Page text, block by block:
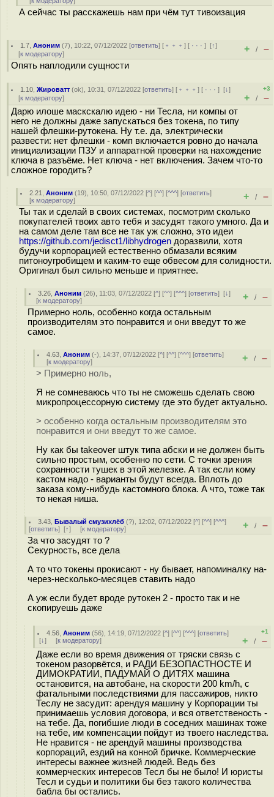
А сейчас ты расскажешь нам при чём тут тивоизация
1.7 ,Аноним (7), 10:22, 07/12/2022 [ответить] [ ﹢﹢﹢] [ · · ·][↑]
[к модератору] + / –
Опять наплодили сущности
1.10 ,Жироватт (ok), 10:31, 07/12/2022 [ответить] [ ﹢﹢﹢] [ · · ·][↓]
[к модератору]
+3
+ / –
Дарю илоше маскскалю идею - ни Тесла, ни компы от
него не должны даже запускаться без токена, по типу
нашей флешки-рутокена. Ну т.е. да, электрически
развести: нет флешки - комп включается ровно до начала
инициализации ПЗУ и аппаратной проверки на нахождение
ключа в разъёме. Нет ключа - нет включения. Зачем что-то
сложное городить?
2.21 ,Аноним (19), 10:50, 07/12/2022 [^] [^^] [^^^] [ответить]
[к модератору] + / –
Ты так и сделай в своих системах, посмотрим сколько
покупателей твоих авто тебя и засудят такого умного. Да и
на самом деле там все не так уж сложно, это идеи
https://github.com/jedisct1/libhydrogen доразвили, хотя
будучи корпорацией естественно обмазали всяким
питоноугробищем и каким-то еще обвесом для солидности.
Оригинал был сильно меньше и приятнее.
3.26 ,Аноним (26), 11:03, 07/12/2022 [^] [^^] [^^^] [ответить][↓]
[к модератору] + / –
Примерно ноль, особенно когда остальным
производителям это понравится и они введут то же
самое.
4.63 ,Аноним (-), 14:37, 07/12/2022 [^] [^^] [^^^] [ответить]
[к модератору] + / –
> Примерно ноль,
Я не сомневаюсь что ты не сможешь сделать свою
микропроцессорную систему где это будет актуально.
> особенно когда остальным производителям это
понравится и они введут то же самое.
Ну как бы takeover штук типа абски и не должен быть
сильно простым, особенно по сети. С точки зрения
сохранности тушек в этой железке. А так если кому
кастом надо - варианты будут всегда. Вплоть до
заказа кому-нибудь кастомного блока. А что, тоже так
то некая ниша.
3.43 ,Бывалый смузихлёб (?), 12:02, 07/12/2022 [^] [^^] [^^^]
[ответить] [↑] [к модератору] + / –
За что засудят то ?
Секурность, все дела
А то что токены прокисают - ну бывает, напоминалку на-
через-несколько-месяцев ставить надо
А уж если будет вроде рутокен 2 - просто так и не
скопируешь даже
4.56 ,Аноним (56), 14:19, 07/12/2022 [^] [^^] [^^^] [ответить]
[↓] [к модератору]
+1
+ / –
Даже если во время движения от тряски связь с
токеном разорвётся, и РАДИ БЕЗОПАСТНОСТЕ И
ДИМОКРАТИИ, ПАДУМАЙ О ДИТЯХ машина
остановится, на автобане, на скорости 200 km/h, с
фатальными последствиями для пассажиров, никто
Теслу не засудит: арендуя машину у Корпорации ты
принимаешь условия договора, и вся ответственость -
на тебе. Да, погибшие люди в соседних машинах тоже
на тебе, им компенсации пойдут из твоего наследства.
Не нравится - не арендуй машины производства
корпораций, ездий на конной бричке. Коммерческие
интересы важнее жизней людей. Ведь без
коммерческих интересов Тесл бы не было! И юристы
Тесл и судьи и политики бы без такого количества
бабла бы остались.